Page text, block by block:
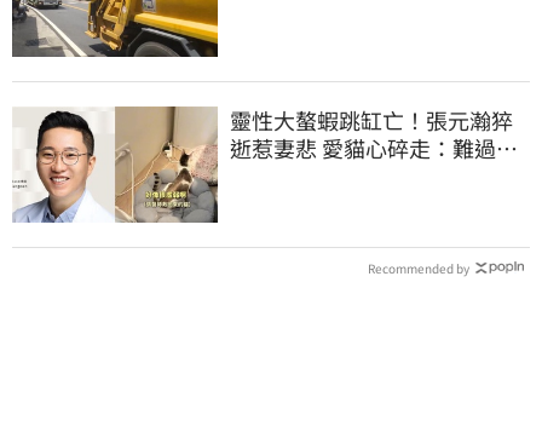
靈性大螯蝦跳缸亡！張元瀚猝
逝惹妻悲 愛貓心碎走：難過不
Recommended by